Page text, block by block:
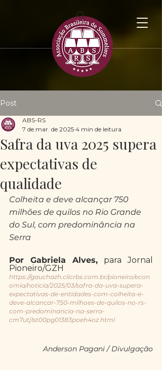
Post
Safra da uva 2025 supera
expectativas de
qualidade
ABS-RS
7 de mar. de 2025 4 min de leitura
Colheita e deve alcançar 750
milhões de quilos no Rio Grande
do Sul, com predominância na
Serra
Por Gabriela Alves, para Jornal
Pioneiro/GZH
https://gauchazh.clicrbs.com.br/pioneiro/econ
omia/noticia/2025/03/safra-da-uva-supera-
expectativas-de-entidades-com-colheita-e-
deve-alcancar-750-milhoes-de-quilos-no-rs-
com-predominancia-na-serra-
cm7utj1st00pg01383poeh4oz.html
Anderson Pagani / Divulgação